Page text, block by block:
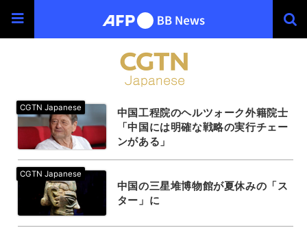
中国工程院のヘルツォーク外籍院士
「中国には明確な戦略の実行チェー
ンがある」
中国の三星堆博物館が夏休みの「ス
ター」に